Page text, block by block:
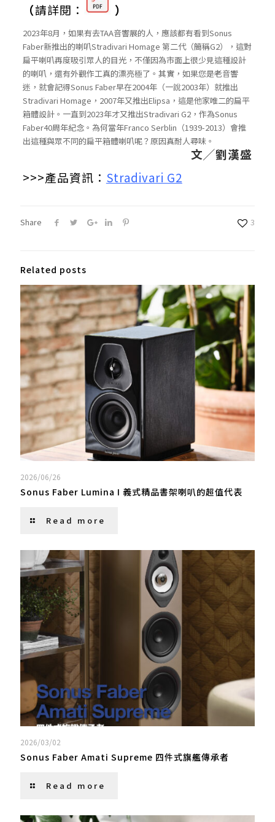
（請詳閱： ）
2023年8月，如果有去TAA音響展的人，應該都有看到Sonus
Faber新推出的喇叭Stradivari Homage 第二代（簡稱G2），這對
扁平喇叭再度吸引眾人的目光，不僅因為市面上很少見這種設計
的喇叭，還有外觀作工真的漂亮極了。其實，如果您是老音響
迷，就會記得Sonus Faber早在2004年（一說2003年）就推出
Stradivari Homage，2007年又推出Elipsa，這是他家唯二的扁平
箱體設計。一直到2023年才又推出Stradivari G2，作為Sonus
Faber40周年紀念。為何當年Franco Serblin（1939-2013）會推
出這種與眾不同的扁平箱體喇叭呢？原因真耐人尋味。
文╱劉漢盛
>>>產品資訊： Stradivari G2
Share 3
Related posts
2026/06/26
Sonus Faber Lumina I 義式精品書架喇叭的超值代表
Read more
2026/03/02
Sonus Faber Amati Supreme 四件式旗艦傳承者
Read more